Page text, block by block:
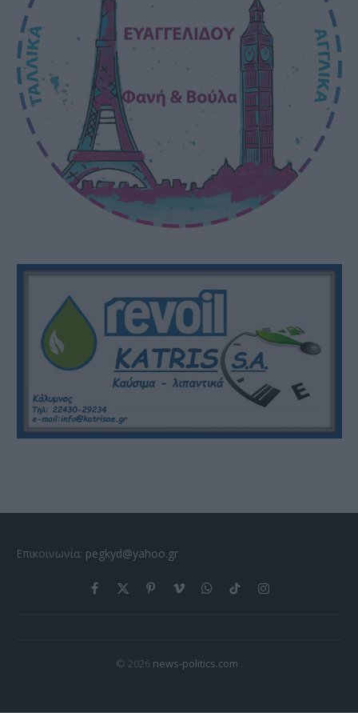
Επικοινωνία: pegkyd@yahoo.gr
Facebook
X
PinterestVimeoWhatsApp
TikTokInstagram
© 2026 news-politics.com .